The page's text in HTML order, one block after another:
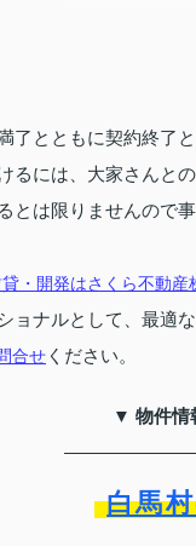
了とともに契約終了
るには、大家さんと
とは限りませんので
・開発はさくら不動産
ョナルとして、最適
合せ ください。
▼ 物件情
白馬